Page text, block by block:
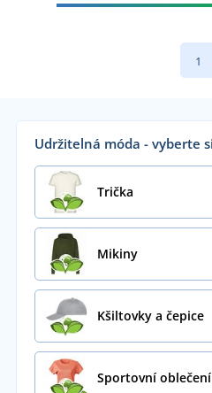
1
Udržitelná móda - vyberte
Trička
Mikiny
Kšiltovky a čepice
Sportovní oblečení